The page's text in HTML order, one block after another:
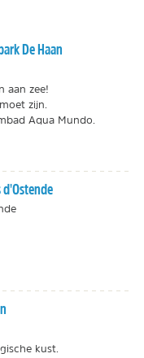
De Haan
aan zee!
zijn.
Aqua Mundo.
kust.